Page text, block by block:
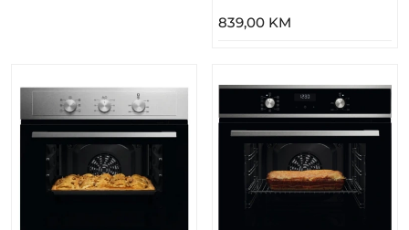
839,00 KM